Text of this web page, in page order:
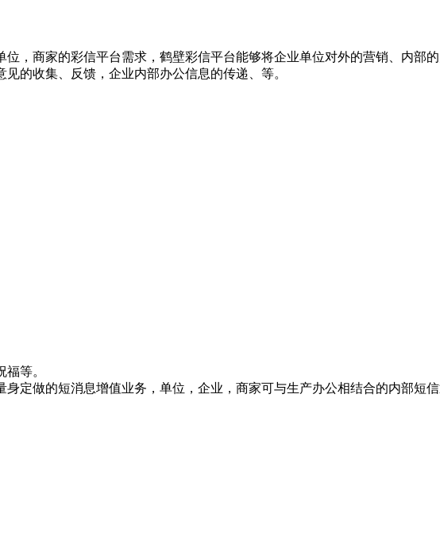
，商家的彩信平台需求，鹤壁彩信平台能够将企业单位对外的营销、内部
的收集、反馈，企业内部办公信息的传递、等。
等。
定做的短消息增值业务，单位，企业，商家可与生产办公相结合的内部短信